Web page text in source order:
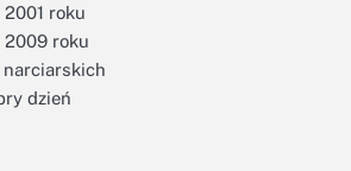
roku
2009 roku
narciarskich
dzień